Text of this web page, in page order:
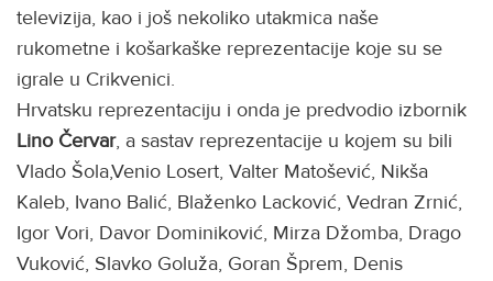
televizija, kao i još nekoliko utakmica naše
rukometne i košarkaške reprezentacije koje su se
igrale u Crikvenici.
Hrvatsku reprezentaciju i onda je predvodio izbornik
Lino Červar, a sastav reprezentacije u kojem su bili
Vlado Šola,Venio Losert, Valter Matošević, Nikša
Kaleb, Ivano Balić, Blaženko Lacković, Vedran Zrnić,
Igor Vori, Davor Dominiković, Mirza Džomba, Drago
Vuković, Slavko Goluža, Goran Šprem, Denis